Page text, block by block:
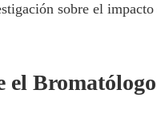
sobre el
el